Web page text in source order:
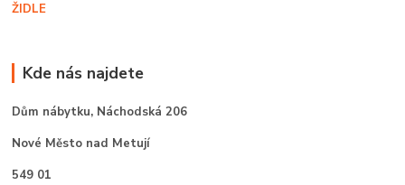
ŽIDLE
Kde nás najdete
Dům nábytku, Náchodská 206
Nové Město nad Metují
549 01